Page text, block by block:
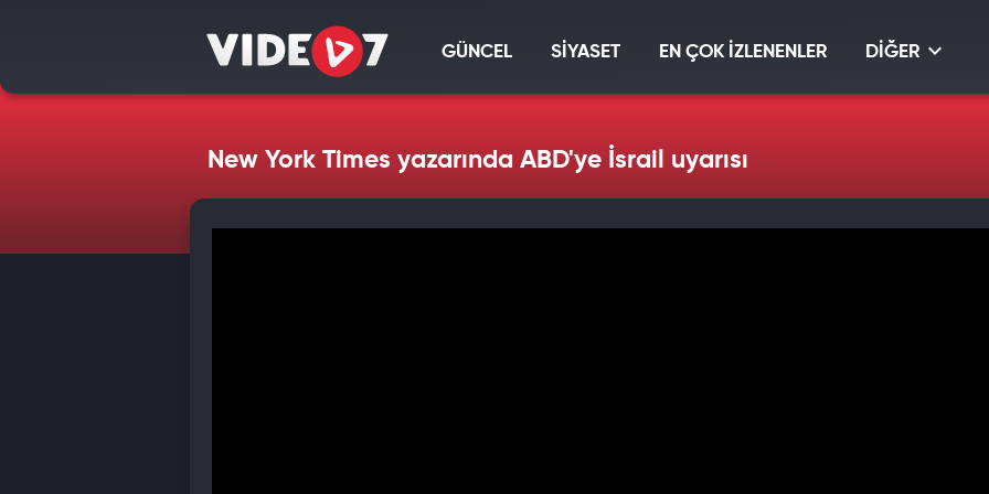
GÜNCEL SİYASET EN ÇOK İZLENENLER DİĞER
New York Times yazarında ABD'ye İsrail uyarısı